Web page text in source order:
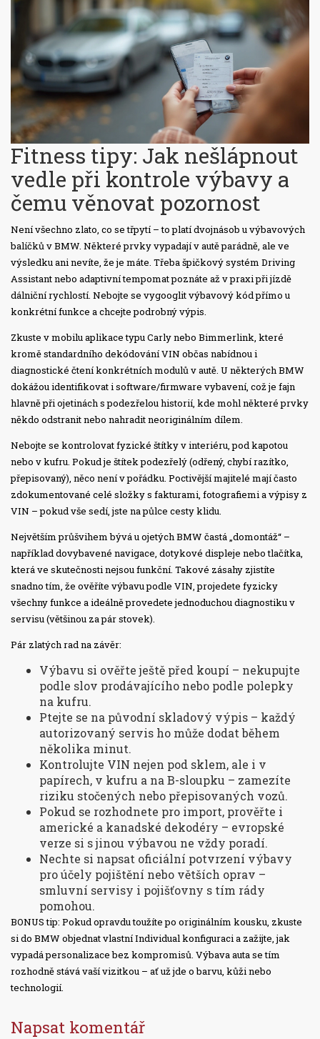
Fitness tipy: Jak nešlápnout
vedle při kontrole výbavy a
čemu věnovat pozornost
Není všechno zlato, co se třpytí – to platí dvojnásob u výbavových
balíčků v BMW. Některé prvky vypadají v autě parádně, ale ve
výsledku ani nevíte, že je máte. Třeba špičkový systém Driving
Assistant nebo adaptivní tempomat poznáte až v praxi při jízdě
dálniční rychlostí. Nebojte se vygooglit výbavový kód přímo u
konkrétní funkce a chcejte podrobný výpis.
Zkuste v mobilu aplikace typu Carly nebo Bimmerlink, které
kromě standardního dekódování VIN občas nabídnou i
diagnostické čtení konkrétních modulů v autě. U některých BMW
dokážou identifikovat i software/firmware vybavení, což je fajn
hlavně při ojetinách s podezřelou historií, kde mohl některé prvky
někdo odstranit nebo nahradit neoriginálním dílem.
Nebojte se kontrolovat fyzické štítky v interiéru, pod kapotou
nebo v kufru. Pokud je štítek podezřelý (odřený, chybí razítko,
přepisovaný), něco není v pořádku. Poctivější majitelé mají často
zdokumentované celé složky s fakturami, fotografiemi a výpisy z
VIN – pokud vše sedí, jste na půlce cesty klidu.
Největším průšvihem bývá u ojetých BMW častá „domontáž“ –
například dovybavené navigace, dotykové displeje nebo tlačítka,
která ve skutečnosti nejsou funkční. Takové zásahy zjistíte
snadno tím, že ověříte výbavu podle VIN, projedete fyzicky
všechny funkce a ideálně provedete jednoduchou diagnostiku v
servisu (většinou za pár stovek).
Pár zlatých rad na závěr:
Výbavu si ověřte ještě před koupí – nekupujte
podle slov prodávajícího nebo podle polepky
na kufru.
Ptejte se na původní skladový výpis – každý
autorizovaný servis ho může dodat během
několika minut.
Kontrolujte VIN nejen pod sklem, ale i v
papírech, v kufru a na B-sloupku – zamezíte
riziku stočených nebo přepisovaných vozů.
Pokud se rozhodnete pro import, prověřte i
americké a kanadské dekodéry – evropské
verze si s jinou výbavou ne vždy poradí.
Nechte si napsat oficiální potvrzení výbavy
pro účely pojištění nebo větších oprav –
smluvní servisy i pojišťovny s tím rády
pomohou.
BONUS tip: Pokud opravdu toužíte po originálním kousku, zkuste
si do BMW objednat vlastní Individual konfiguraci a zažijte, jak
vypadá personalizace bez kompromisů. Výbava auta se tím
rozhodně stává vaší vizitkou – ať už jde o barvu, kůži nebo
technologií.
Napsat komentář